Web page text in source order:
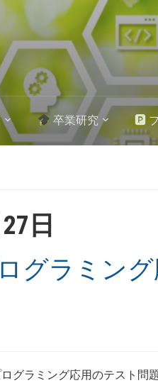
卒業研究 🅿
日
グラミン
グラミング応用のテスト問